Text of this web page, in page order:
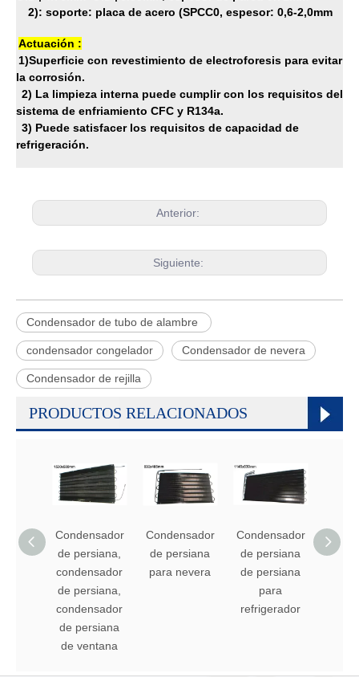
2): soporte: placa de acero (SPCC0, espesor: 0,6-2,0mm
Actuación :
1)Superficie con revestimiento de electroforesis para evitar
la corrosión.
2) La limpieza interna puede cumplir con los requisitos del
sistema de enfriamiento CFC y R134a.
3) Puede satisfacer los requisitos de capacidad de
refrigeración.
Anterior:
Siguiente:
Condensador de tubo de alambre
condensador congelador Condensador de nevera
Condensador de rejilla
PRODUCTOS RELACIONADOS
Condensador
de persiana,
condensador
de persiana,
condensador
de persiana
de ventana
Condensador
de persiana
para nevera
Condensador
de persiana
de persiana
para
refrigerador